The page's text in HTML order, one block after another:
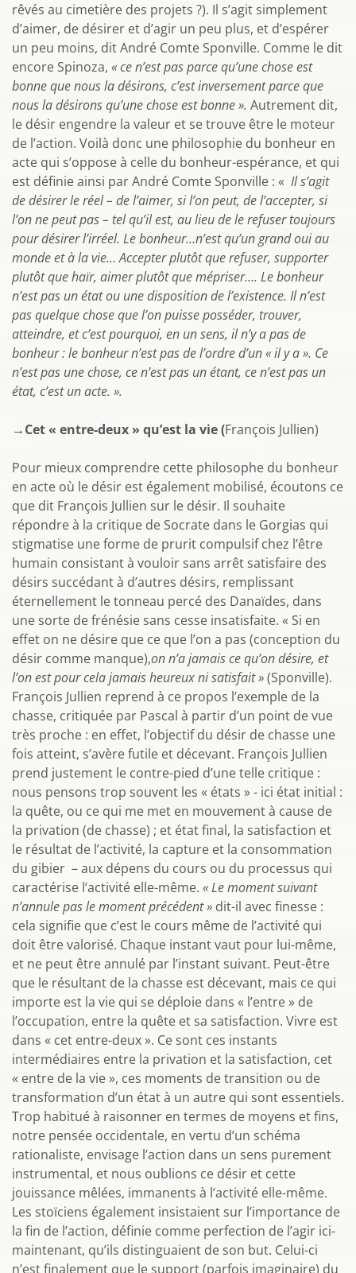
rêvés au cimetière des projets ?). Il s’agit simplement
d’aimer, de désirer et d’agir un peu plus, et d’espérer
un peu moins, dit André Comte Sponville. Comme le dit
encore Spinoza, « ce n’est pas parce qu’une chose est
bonne que nous la désirons, c’est inversement parce que
nous la désirons qu’une chose est bonne ». Autrement dit,
le désir engendre la valeur et se trouve être le moteur
de l’action. Voilà donc une philosophie du bonheur en
acte qui s’oppose à celle du bonheur-espérance, et qui
est définie ainsi par André Comte Sponville : « Il s’agit
de désirer le réel – de l’aimer, si l’on peut, de l’accepter, si
l’on ne peut pas – tel qu’il est, au lieu de le refuser toujours
pour désirer l’irréel. Le bonheur…n’est qu’un grand oui au
monde et à la vie… Accepter plutôt que refuser, supporter
plutôt que haïr, aimer plutôt que mépriser…. Le bonheur
n’est pas un état ou une disposition de l’existence. Il n’est
pas quelque chose que l’on puisse posséder, trouver,
atteindre, et c’est pourquoi, en un sens, il n’y a pas de
bonheur : le bonheur n’est pas de l’ordre d’un « il y a ». Ce
n’est pas une chose, ce n’est pas un étant, ce n’est pas un
état, c’est un acte. ».
→Cet « entre-deux » qu’est la vie (François Jullien)
Pour mieux comprendre cette philosophe du bonheur
en acte où le désir est également mobilisé, écoutons ce
que dit François Jullien sur le désir. Il souhaite
répondre à la critique de Socrate dans le Gorgias qui
stigmatise une forme de prurit compulsif chez l’être
humain consistant à vouloir sans arrêt satisfaire des
désirs succédant à d’autres désirs, remplissant
éternellement le tonneau percé des Danaïdes, dans
une sorte de frénésie sans cesse insatisfaite. « Si en
effet on ne désire que ce que l’on a pas (conception du
désir comme manque),on n’a jamais ce qu’on désire, et
l’on est pour cela jamais heureux ni satisfait »(Sponville).
François Jullien reprend à ce propos l’exemple de la
chasse, critiquée par Pascal à partir d’un point de vue
très proche : en effet, l’objectif du désir de chasse une
fois atteint, s’avère futile et décevant. François Jullien
prend justement le contre-pied d’une telle critique :
nous pensons trop souvent les « états » - ici état initial :
la quête, ou ce qui me met en mouvement à cause de
la privation (de chasse) ; et état final, la satisfaction et
le résultat de l’activité, la capture et la consommation
du gibier – aux dépens du cours ou du processus qui
caractérise l’activité elle-même. « Le moment suivant
n’annule pas le moment précédent » dit-il avec finesse :
cela signifie que c’est le cours même de l’activité qui
doit être valorisé. Chaque instant vaut pour lui-même,
et ne peut être annulé par l’instant suivant. Peut-être
que le résultant de la chasse est décevant, mais ce qui
importe est la vie qui se déploie dans « l’entre » de
l’occupation, entre la quête et sa satisfaction. Vivre est
dans « cet entre-deux ». Ce sont ces instants
intermédiaires entre la privation et la satisfaction, cet
« entre de la vie », ces moments de transition ou de
transformation d’un état à un autre qui sont essentiels.
Trop habitué à raisonner en termes de moyens et fins,
notre pensée occidentale, en vertu d’un schéma
rationaliste, envisage l’action dans un sens purement
instrumental, et nous oublions ce désir et cette
jouissance mêlées, immanents à l’activité elle-même.
Les stoïciens également insistaient sur l’importance de
la fin de l’action, définie comme perfection de l’agir ici-
maintenant, qu’ils distinguaient de son but. Celui-ci
n’est finalement que le support (parfois imaginaire) du